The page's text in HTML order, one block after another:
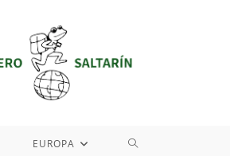
EUROPA ALTERNAR